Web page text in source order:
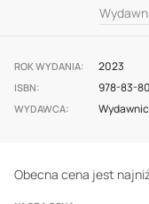
gallery
ROK WYDANIA 2023
ISBN 978-83-
WYDAWCA
Obecna cena jest